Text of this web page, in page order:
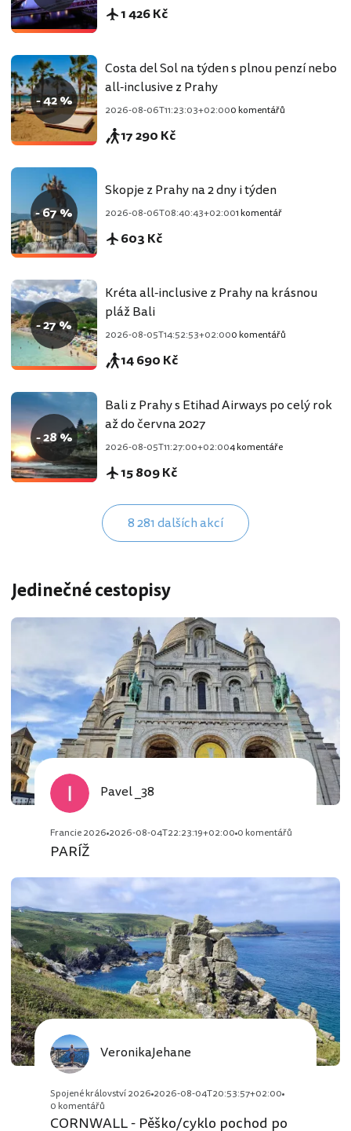
1 426 Kč
- 42 %
Costa del Sol na týden s plnou penzí nebo
all-inclusive z Prahy
2026-08-06T11:23:03+02:000 komentářů
17 290 Kč
- 67 %
Skopje z Prahy na 2 dny i týden
2026-08-06T08:40:43+02:001 komentář
603 Kč
- 27 %
Kréta all-inclusive z Prahy na krásnou
pláž Bali
2026-08-05T14:52:53+02:000 komentářů
14 690 Kč
- 28 %
Bali z Prahy s Etihad Airways po celý rok
až do června 2027
2026-08-05T11:27:00+02:004 komentáře
15 809 Kč
8 281 dalších akcí
Jedinečné cestopisy
Pavel _38
Francie 2026 2026-08-04T22:23:19+02:00 0 komentářů
PARÍŽ
VeronikaJehane
Spojené království 2026 2026-08-04T20:53:57+02:00
0 komentářů
CORNWALL - Pěško/cyklo pochod po